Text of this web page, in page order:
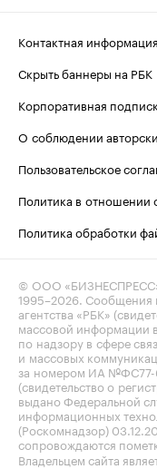
Контактная информация
Скрыть баннеры на РБК
Корпоративная
О соблюдении
Пользовательское
Политика в отношении
Политика обработки
© ООО
1995–2026. Сообщения
агентства «РБК»
массовой информации
по надзору в сфере
и массовых
за номером ИА №ФС77-
(свидетельство о
выдано Федеральной
информационных
(Роскомнадзор)
сопровождаются
Владельцем сайта